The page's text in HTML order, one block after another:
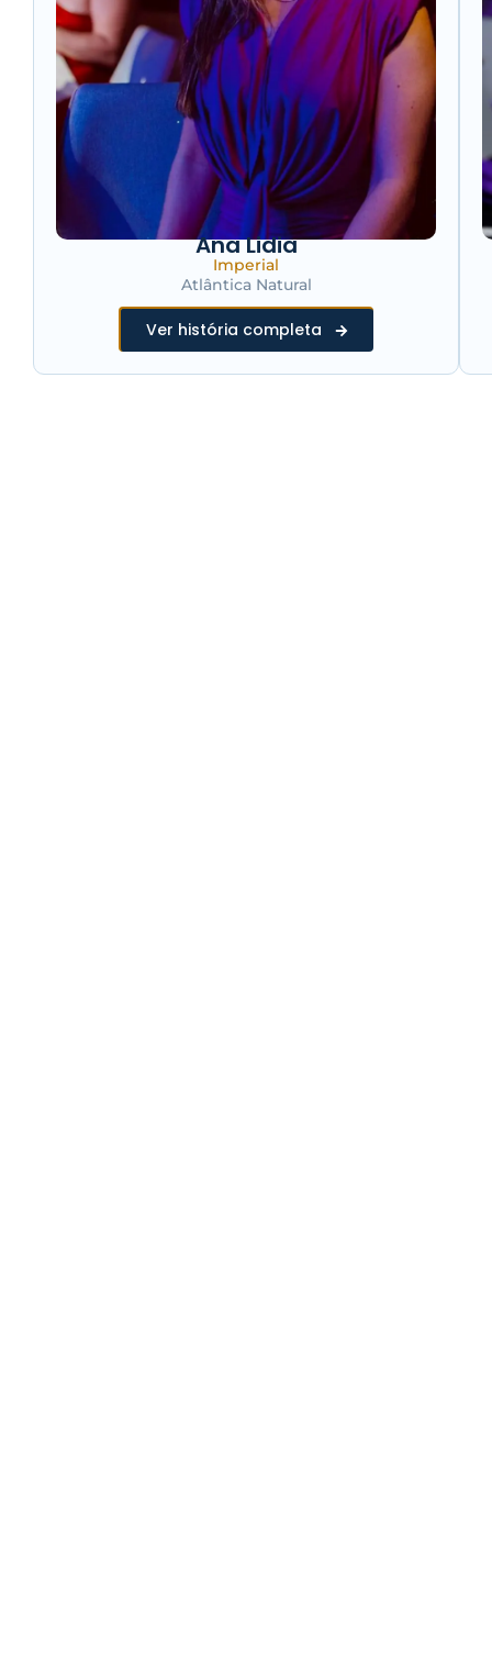
Ana Lidia
Imperial
Atlântica Natural
Ver história completa